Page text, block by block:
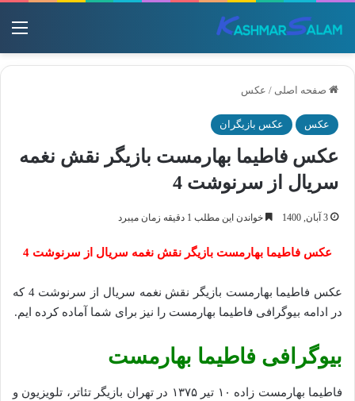
صفحه اصلی / عکس
عکس عکس بازیگران
عکس فاطیما بهارمست بازیگر نقش نغمه
سریال از سرنوشت 4
3 آبان, 1400 خواندن این مطلب 1 دقیقه زمان میبرد
عکس فاطیما بهارمست بازیگر نقش نغمه سریال از سرنوشت 4
عکس فاطیما بهارمست بازیگر نقش نغمه سریال از سرنوشت 4 که
در ادامه بیوگرافی فاطیما بهارمست را نیز برای شما آماده کرده ایم.
بیوگرافی فاطیما بهارمست
فاطیما بهارمست زاده ۱۰ تیر ۱۳۷۵ در تهران بازیگر تئاتر، تلویزیون‌ و